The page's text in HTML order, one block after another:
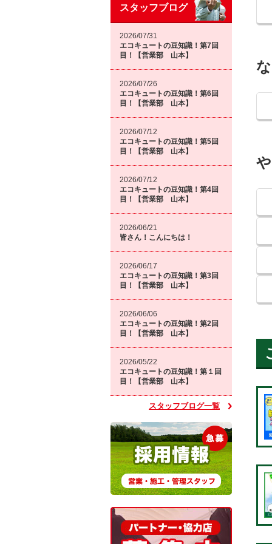
スタッフブログ
2026/07/31
エコキュートの豆知識！第7回
目！【営業部 山本】
2026/07/26
エコキュートの豆知識！第6回
目！【営業部 山本】
2026/07/12
エコキュートの豆知識！第5回
目！【営業部 山本】
2026/07/12
エコキュートの豆知識！第4回
目！【営業部 山本】
2026/06/21
皆さん！こんにちは！
2026/06/17
エコキュートの豆知識！第3回
目！【営業部 山本】
2026/06/06
エコキュートの豆知識！第2回
目！【営業部 山本】
2026/05/22
エコキュートの豆知識！第１回
目！【営業部 山本】
スタッフブログ一覧
な
や